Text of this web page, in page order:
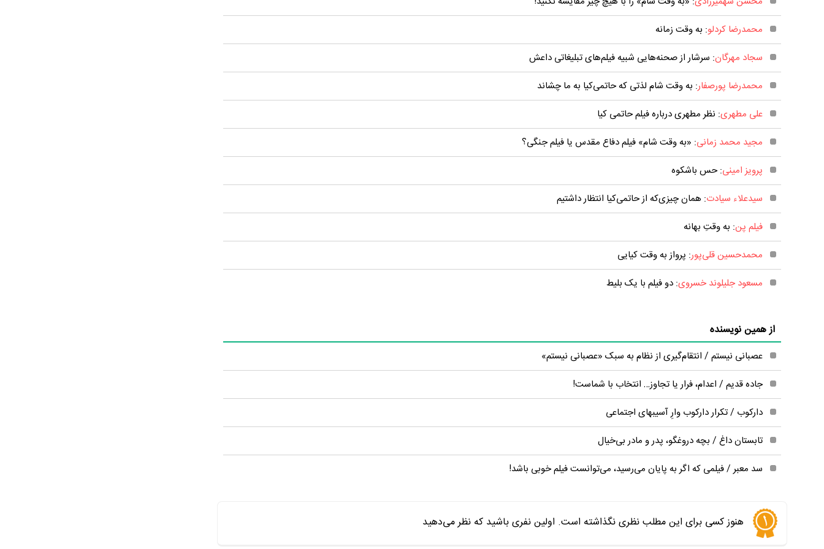
محمدرضا کردلو: به وقت زمانه
سجاد مهرگان: سرشار از صحنه‌هایی شبیه فیلم‌های تبلیغاتی داعش
محمدرضا پورصفار: به وقت شام لذتی که حاتمی‌کیا به ما چشاند
علی مطهری: نظر مطهری درباره فیلم حاتمی کیا
مجید محمد زمانی: «به وقت شام» فیلم دفاع مقدس یا فیلم جنگی؟
پرویز امینی: حس باشکوه
سیدعلاء سیادت: همان چیزی‌که از حاتمی‌کیا انتظار داشتیم
فیلم پن: به وقتِ بهانه
محمدحسین قلی‌پور: پرواز به وقت کیایی
مسعود جلیلوند خسروی: دو فیلم با یک بلیط
از همین نویسنده
عصبانی نیستم / انتقام‌گیری از نظام به سبک «عصبانی نیستم»
جاده قدیم / اعدام، فرار یا تجاوز… انتخاب با شماست!
دارکوب / تکرار دارکوب وارِ آسیبهای اجتماعی
تابستان داغ / بچه دروغگو، پدر و مادر بی‌خیال
سد معبر / فیلمی که اگر به پایان می‌رسید، می‌توانست فیلم خوبی باشد!
هنوز کسی برای این مطلب نظری نگذاشته است. اولین نفری باشید که نظر می‌دهید